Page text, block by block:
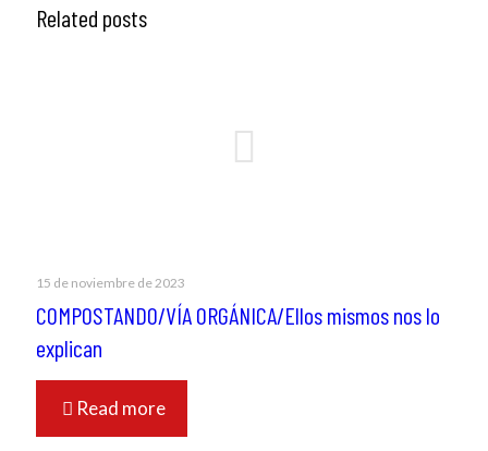
Related posts
15 de noviembre de 2023
COMPOSTANDO/VÍA ORGÁNICA/Ellos mismos nos lo
explican
Read more